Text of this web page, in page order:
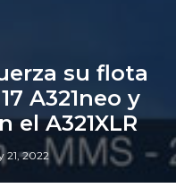
su flota
A321neo y
A321XLR
21, 2022